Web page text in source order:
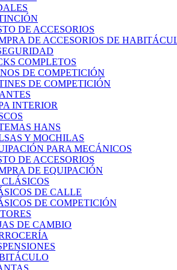
DE ACCESORIOS
DE ACCESORIOS DE
COMPLETOS
DE COMPETICIÓN
DE COMPETICIÓN
INTERIOR
HANS
Y MOCHILAS
PARA MECÁNICOS
DE ACCESORIOS
DE EQUIPACIÓN
DE CALLE
DE COMPETICIÓN
DE CAMBIO